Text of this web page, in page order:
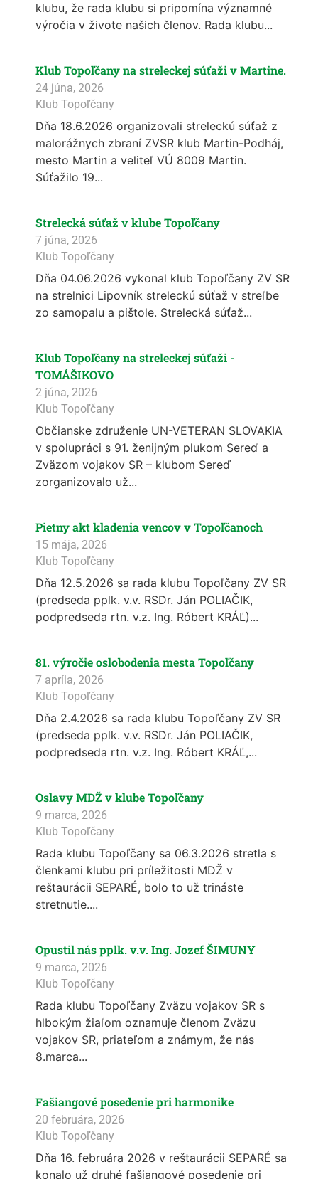
klubu, že rada klubu si pripomína významné
výročia v živote našich členov. Rada klubu...
Klub Topoľčany na streleckej súťaži v Martine.
24 júna, 2026
Klub Topoľčany
Dňa 18.6.2026 organizovali streleckú súťaž z
malorážnych zbraní ZVSR klub Martin-Podháj,
mesto Martin a veliteľ VÚ 8009 Martin.
Súťažilo 19...
Strelecká súťaž v klube Topoľčany
7 júna, 2026
Klub Topoľčany
Dňa 04.06.2026 vykonal klub Topoľčany ZV SR
na strelnici Lipovník streleckú súťaž v streľbe
zo samopalu a pištole. Strelecká súťaž...
Klub Topoľčany na streleckej súťaži -
TOMÁŠIKOVO
2 júna, 2026
Klub Topoľčany
Občianske združenie UN-VETERAN SLOVAKIA
v spolupráci s 91. ženijným plukom Sereď a
Zväzom vojakov SR – klubom Sereď
zorganizovalo už...
Pietny akt kladenia vencov v Topoľčanoch
15 mája, 2026
Klub Topoľčany
Dňa 12.5.2026 sa rada klubu Topoľčany ZV SR
(predseda pplk. v.v. RSDr. Ján POLIAČIK,
podpredseda rtn. v.z. Ing. Róbert KRÁĽ)...
81. výročie oslobodenia mesta Topoľčany
7 apríla, 2026
Klub Topoľčany
Dňa 2.4.2026 sa rada klubu Topoľčany ZV SR
(predseda pplk. v.v. RSDr. Ján POLIAČIK,
podpredseda rtn. v.z. Ing. Róbert KRÁĽ,...
Oslavy MDŽ v klube Topoľčany
9 marca, 2026
Klub Topoľčany
Rada klubu Topoľčany sa 06.3.2026 stretla s
členkami klubu pri príležitosti MDŽ v
reštaurácii SEPARÉ, bolo to už trináste
stretnutie....
Opustil nás pplk. v.v. Ing. Jozef ŠIMUNY
9 marca, 2026
Klub Topoľčany
Rada klubu Topoľčany Zväzu vojakov SR s
hlbokým žiaľom oznamuje členom Zväzu
vojakov SR, priateľom a známym, že nás
8.marca...
Fašiangové posedenie pri harmonike
20 februára, 2026
Klub Topoľčany
Dňa 16. februára 2026 v reštaurácii SEPARÉ sa
konalo už druhé fašiangové posedenie pri